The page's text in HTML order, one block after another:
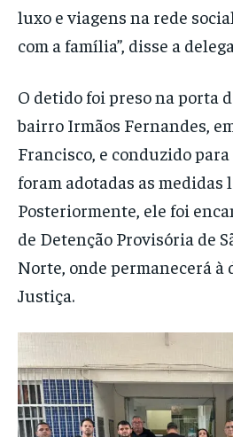
luxo e viagens na rede
com a família”, disse a
O detido foi preso na porta
bairro Irmãos Fernandes,
Francisco, e conduzido
foram adotadas as medidas
Posteriormente, ele foi
de Detenção Provisória de
Norte, onde permanecerá à
Justiça.